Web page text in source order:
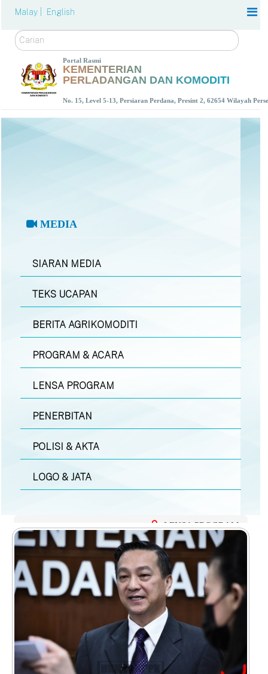
Malay | English
Carian
Portal Rasmi
KEMENTERIAN
PERLADANGAN DAN KOMODITI
No. 15, Level 5-13, Persiaran Perdana, Presint 2, 62654 Wilayah
MEDIA
SIARAN MEDIA
TEKS UCAPAN
BERITA AGRIKOMODITI
PROGRAM & ACARA
LENSA PROGRAM
PENERBITAN
POLISI & AKTA
LOGO & JATA
LENSA PROGRAM